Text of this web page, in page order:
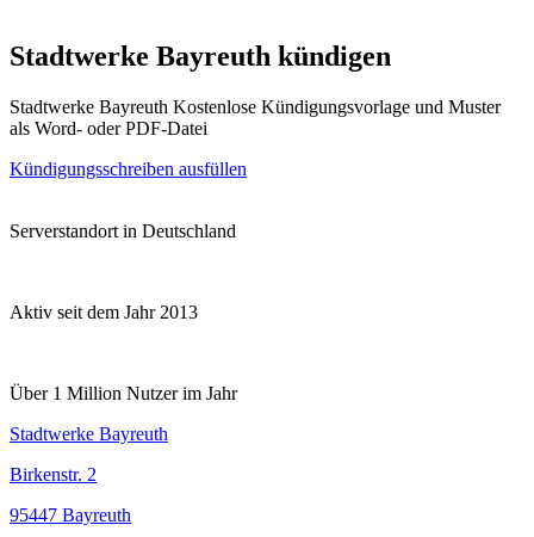
Stadtwerke Bayreuth kündigen
Stadtwerke Bayreuth Kostenlose Kündigungsvorlage und Muster
als Word- oder PDF-Datei
Kündigungsschreiben ausfüllen
Serverstandort in Deutschland
Aktiv seit dem Jahr 2013
Über 1 Million Nutzer im Jahr
Stadtwerke Bayreuth
Birkenstr. 2
95447 Bayreuth